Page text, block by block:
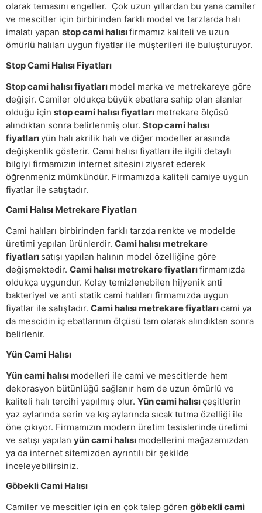
olarak temasını engeller. Çok uzun yıllardan bu yana camiler
ve mescitler için birbirinden farklı model ve tarzlarda halı
imalatı yapan stop cami halısıfirmamız kaliteli ve uzun
ömürlü halıları uygun fiyatlar ile müşterileri ile buluşturuyor.
Stop Cami Halısı Fiyatları
Stop cami halısı fiyatları model marka ve metrekareye göre
değişir. Camiler oldukça büyük ebatlara sahip olan alanlar
olduğu için stop cami halısı fiyatları metrekare ölçüsü
alındıktan sonra belirlenmiş olur. Stop cami halısı
fiyatlarıyün halı akrilik halı ve diğer modeller arasında
değişkenlik gösterir. Cami halısı fiyatları ile ilgili detaylı
bilgiyi firmamızın internet sitesini ziyaret ederek
öğrenmeniz mümkündür. Firmamızda kaliteli camiye uygun
fiyatlar ile satıştadır.
Cami Halısı Metrekare Fiyatları
Cami halıları birbirinden farklı tarzda renkte ve modelde
üretimi yapılan ürünlerdir. Cami halısı metrekare
fiyatları satışı yapılan halının model özelliğine göre
değişmektedir. Cami halısı metrekare fiyatlarıfirmamızda
oldukça uygundur. Kolay temizlenebilen hijyenik anti
bakteriyel ve anti statik cami halıları firmamızda uygun
fiyatlar ile satıştadır. Cami halısı metrekare fiyatlarıcami ya
da mescidin iç ebatlarının ölçüsü tam olarak alındıktan sonra
belirlenir.
Yün Cami Halısı
Yün cami halısı modelleri ile cami ve mescitlerde hem
dekorasyon bütünlüğü sağlanır hem de uzun ömürlü ve
kaliteli halı tercihi yapılmış olur. Yün cami halısıçeşitlerin
yaz aylarında serin ve kış aylarında sıcak tutma özelliği ile
öne çıkıyor. Firmamızın modern üretim tesislerinde üretimi
ve satışı yapılan yün cami halısı modellerini mağazamızdan
ya da internet sitemizden ayrıntılı bir şekilde
inceleyebilirsiniz.
Göbekli Cami Halısı
Camiler ve mescitler için en çok talep gören göbekli cami